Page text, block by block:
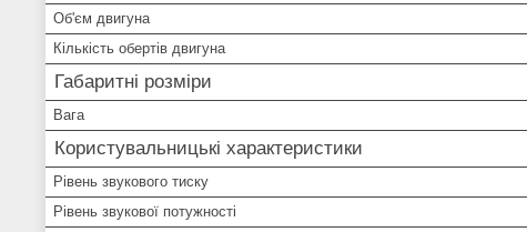
Об'єм двигуна
Кількість обертів двигуна
Габаритні розміри
Вага
Користувальницькі характеристики
Рівень звукового тиску
Рівень звукової потужності